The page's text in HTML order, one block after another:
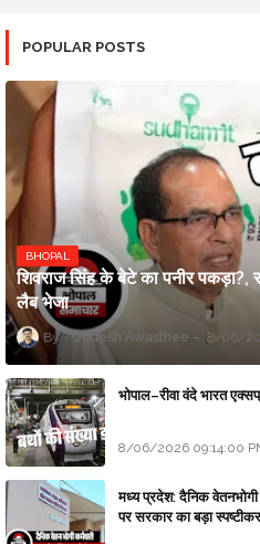
POPULAR POSTS
BHOPAL
शिवराज सिंह के बेटे का पनीर पकड़ा?,
लैब भेजा
Updesh Awasthee 8/06/
भोपाल–रीवा वंदे भारत
8/06/2026 09:14:00
मध्य प्रदेश: दैनिक वेतनभोगी
पर सरकार का बड़ा